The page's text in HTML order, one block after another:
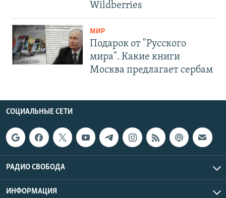
Wildberries
МИР
Подарок от "Русского
мира". Какие книги
Москва предлагает сербам
СОЦИАЛЬНЫЕ СЕТИ
РАДИО СВОБОДА
ИНФОРМАЦИЯ